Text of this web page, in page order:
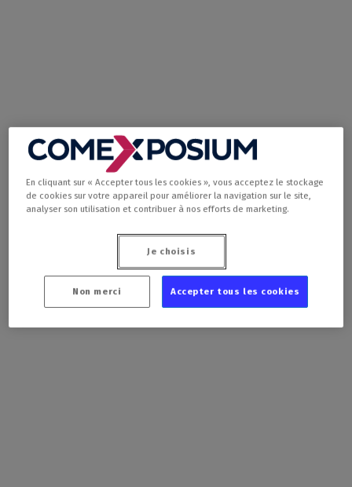
Votre billet pour
l'édition 2026
Billetterie Weezevent
Billetterie Professionnelle
En cliquant sur « Accepter tous les cookies », vous acceptez le stockage
de cookies sur votre appareil pour améliorer la navigation sur le site,
analyser son utilisation et contribuer à nos efforts de marketing.
Je choisis
Non merci Accepter tous les cookies